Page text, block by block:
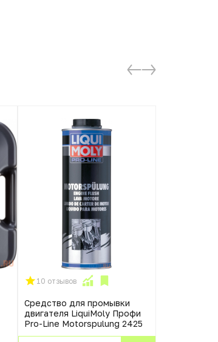
10 отзывов
Средство для промывки
двигателя LiquiMoly Профи
Pro-Line Motorspulung 2425